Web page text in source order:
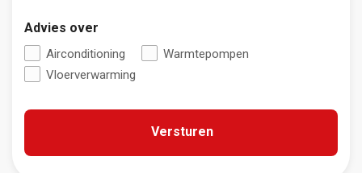
Advies over
Airconditioning
Warmtepompen
Vloerverwarming